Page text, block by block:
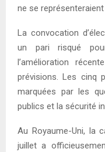
ne se représenteraient
La convocation
un pari risqué
l’amélioration
prévisions. Les cinq
marquées par les
publics et la sécurité
Au Royaume-Uni, la
juillet a